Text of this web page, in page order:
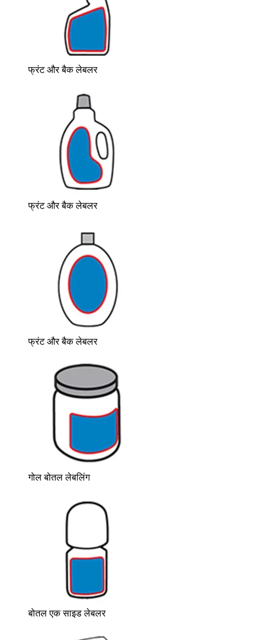
फ्रंट और बैक लेबलर
फ्रंट और बैक लेबलर
फ्रंट और बैक लेबलर
गोल बोतल लेबलिंग
बोतल एक साइड लेबलर